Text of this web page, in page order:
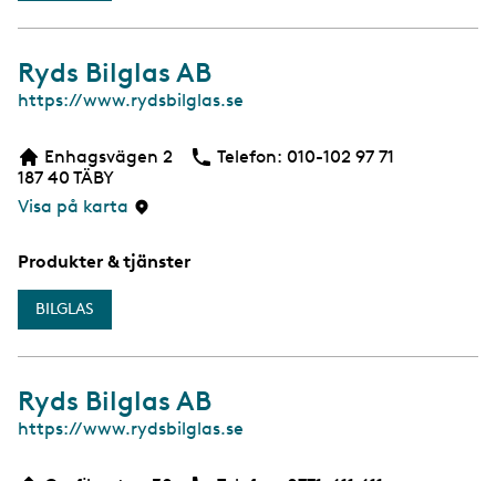
Ryds Bilglas AB
W
https://www.rydsbilglas.se
Enhagsvägen 2
187 40 TÄBY
Visa på karta
Telefon: Telefon
010-102 97 71
Produkter & tjänster
BILGLAS
Ryds Bilglas AB
W
https://www.rydsbilglas.se